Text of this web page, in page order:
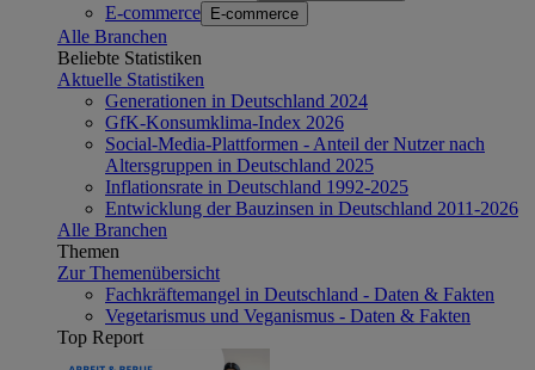
E-commerce E-commerce
Alle Branchen
Beliebte Statistiken
Aktuelle Statistiken
Generationen in Deutschland 2024
GfK-Konsumklima-Index 2026
Social-Media-Plattformen - Anteil der Nutzer nach
Altersgruppen in Deutschland 2025
Inflationsrate in Deutschland 1992-2025
Entwicklung der Bauzinsen in Deutschland 2011-2026
Alle Branchen
Themen
Zur Themenübersicht
Fachkräftemangel in Deutschland - Daten & Fakten
Vegetarismus und Veganismus - Daten & Fakten
Top Report